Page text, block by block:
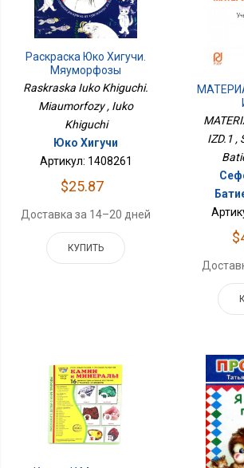
Раскраска Юко Хигучи.
Мяуморфозы
Raskraska Iuko Khiguchi.
Miaumorfozy , Iuko
Khiguchi
Юко Хигучи
Артикул: 1408261
$25.87
Доставка за 14–20 дней
КУПИТЬ
IZD.1 ,